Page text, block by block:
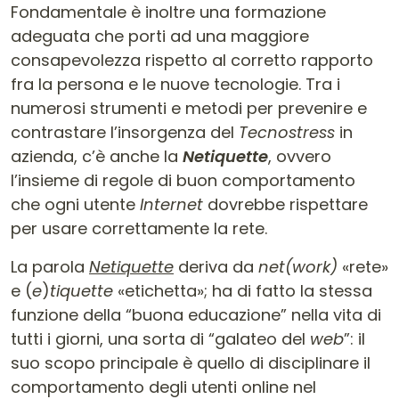
Fondamentale è inoltre una formazione
adeguata che porti ad una maggiore
consapevolezza rispetto al corretto rapporto
fra la persona e le nuove tecnologie. Tra i
numerosi strumenti e metodi per prevenire e
contrastare l’insorgenza del Tecnostress in
azienda, c’è anche la Netiquette, ovvero
l’insieme di regole di buon comportamento
che ogni utente Internet dovrebbe rispettare
per usare correttamente la rete.
La parola Netiquette deriva da net(work) «rete»
e (e)tiquette «etichetta»; ha di fatto la stessa
funzione della “buona educazione” nella vita di
tutti i giorni, una sorta di “galateo del web”: il
suo scopo principale è quello di disciplinare il
comportamento degli utenti online nel